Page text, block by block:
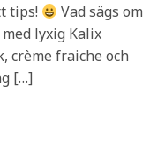
tips!
Vad sägs om
lyxig Kalix
crème fraiche och
[…]